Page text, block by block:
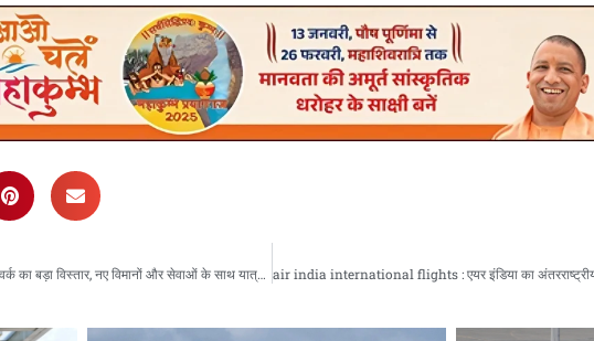
Air India : एयर इंडिया 2025 में करेगी इंटरनेशनल नेटवर्क का बड़ा विस्तार, नए विमानों और सेवाओं के साथ यात्रा होगी आसान